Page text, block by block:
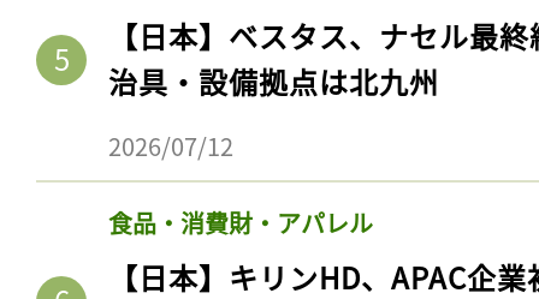
【日本】ベスタス、ナセル最
治具・設備拠点は北九州
2026/07/12
食品・消費財・アパレル
【日本】キリンHD、APAC企